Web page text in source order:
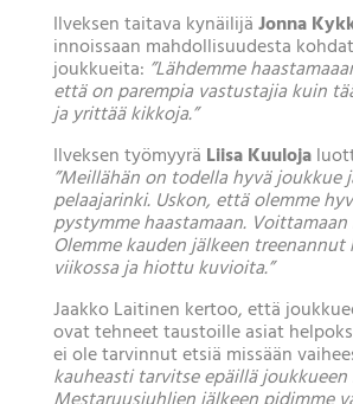
Ilveksen taitava kynäilijäJonna
innoissaan mahdollisuudesta
joukkueita: ”Lähdemme
että on parempia vastustajia kuin
ja yrittää kikkoja.”
Ilveksen työmyyrä Liisa Kuuloja
”Meillähän on todella hyvä joukkue
pelaajarinki. Uskon, että olemme
pystymme haastamaan. Voittamaan
Olemme kauden jälkeen treenannut
viikossa ja hiottu kuvioita.”
Jaakko Laitinen kertoo, että
ovat tehneet taustoille asiat
ei ole tarvinnut etsiä missään
kauheasti tarvitse epäillä